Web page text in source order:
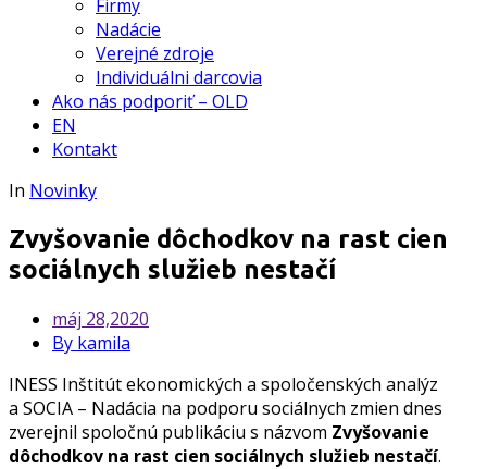
Firmy
Nadácie
Verejné zdroje
Individuálni darcovia
Ako nás podporiť – OLD
EN
Kontakt
In Novinky
Zvyšovanie dôchodkov na rast cien
sociálnych služieb nestačí
máj 28,2020
By kamila
INESS Inštitút ekonomických a spoločenských analýz
a SOCIA – Nadácia na podporu sociálnych zmien dnes
zverejnil spoločnú publikáciu s názvom Zvyšovanie
dôchodkov na rast cien sociálnych služieb nestačí.